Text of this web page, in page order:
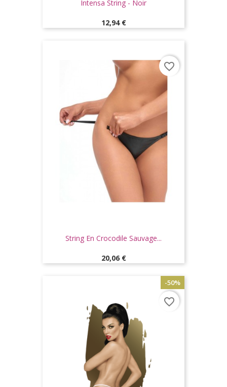
Intensa String - Noir
Prix
12,94 €
String En Crocodile Sauvage...
Prix
20,06 €
favorite_border
-50%
favorite_border